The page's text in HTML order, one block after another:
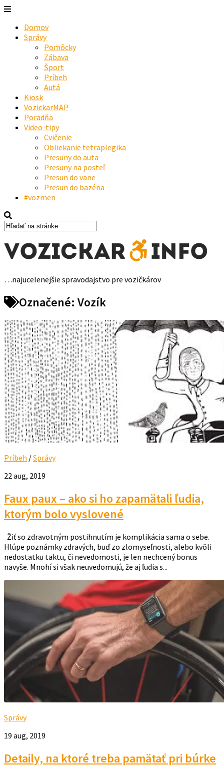
Domov
Správy
Pomôcky
Zábava
Šport
Príbeh
Autá
Kiosk
VozickarMAP
Poradňa
Video-tipy
Cvičenie
Obliekanie tetraplegika
Presuny do auta
Presuny na posteľ
Presun do vane
Presun do bazéna
#vozmen
…najucelenejšie spravodajstvo pre vozičkárov
Označené: Vozík
Príbeh /Správy
22 aug, 2019
Faux paux – ako si ho zapamätali ľudia,
ktorým bolo vyslovené
Žiť so zdravotným postihnutím je komplikácia sama o sebe.
Hlúpe poznámky zdravých, buď zo zlomyseľnosti, alebo kvôli
nedostatku taktu, či nevedomosti, je len nechcený bonus
navyše. Mnohí si však neuvedomujú, že aj ľudia s...
Správy
19 aug, 2019
Detaily, na ktoré treba pamätať pri búrke